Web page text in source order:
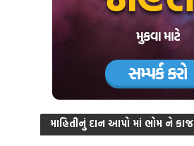
માહિતીનું દાન આપો માં ભોમ ને કાજ